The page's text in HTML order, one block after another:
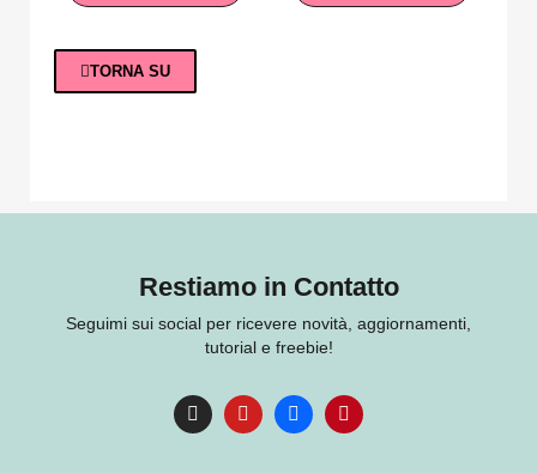
TORNA SU
Restiamo in Contatto
Seguimi sui social per ricevere novità, aggiornamenti,
tutorial e freebie!